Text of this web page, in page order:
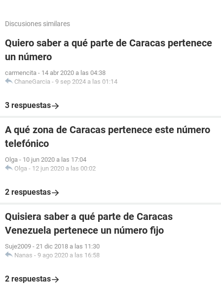
Discusiones similares
Quiero saber a qué parte de Caracas pertenece
un número
carmencita - 14 abr 2020 a las 04:38
ChaneGarcia - 9 sep 2024 a las 01:14
3 respuestas
A qué zona de Caracas pertenece este número
telefónico
Olga - 10 jun 2020 a las 17:04
Olga - 12 jun 2020 a las 00:02
2 respuestas
Quisiera saber a qué parte de Caracas
Venezuela pertenece un número fijo
Suje2009 - 21 dic 2018 a las 11:30
Nanas - 9 ago 2020 a las 16:58
2 respuestas